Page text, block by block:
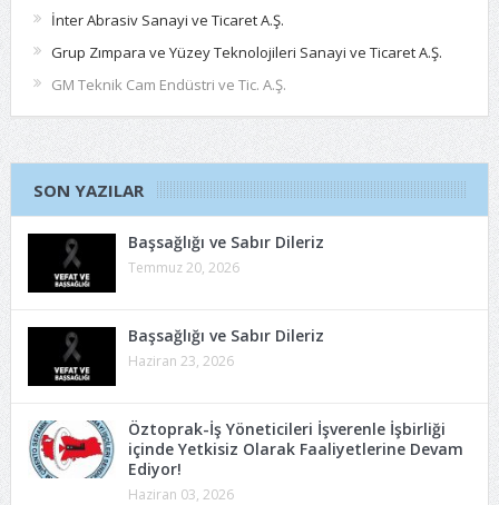
İnter Abrasiv Sanayi ve Ticaret A.Ş.
Grup Zımpara ve Yüzey Teknolojileri Sanayi ve Ticaret A.Ş.
GM Teknik Cam Endüstri ve Tic. A.Ş.
SON YAZILAR
Başsağlığı ve Sabır Dileriz
Temmuz 20, 2026
Başsağlığı ve Sabır Dileriz
Haziran 23, 2026
Öztoprak-İş Yöneticileri İşverenle İşbirliği
içinde Yetkisiz Olarak Faaliyetlerine Devam
Ediyor!
Haziran 03, 2026